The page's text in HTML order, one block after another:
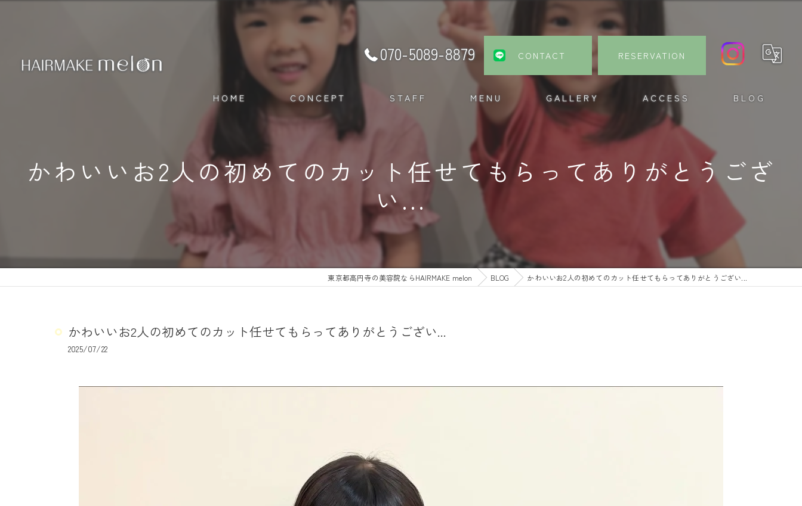
070-5089-8879 CONTACT RESERVATION
HOME CONCEPT STAFF MENU GALLERY ACCESS BLOG
かわいいお2人の初めてのカット任せてもらってありがとうござ
い...
東京都高円寺の美容院ならHAIRMAKE melon BLOG かわいいお2人の初めてのカット任せてもらってありがとうござい...
かわいいお2人の初めてのカット任せてもらってありがとうござい...
2025/07/22